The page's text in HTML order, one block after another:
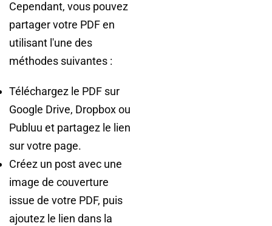
Cependant, vous pouvez
partager votre PDF en
utilisant l'une des
méthodes suivantes :
Téléchargez le PDF sur
Google Drive, Dropbox ou
Publuu et partagez le lien
sur votre page.
Créez un post avec une
image de couverture
issue de votre PDF, puis
ajoutez le lien dans la